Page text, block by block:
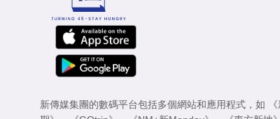
新傳媒集團的數碼平台包括多個網站和應用程式，如